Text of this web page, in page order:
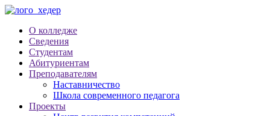
О колледже
Сведения
Студентам
Абитуриентам
Преподавателям
Наставничество
Школа современного педагога
Проекты